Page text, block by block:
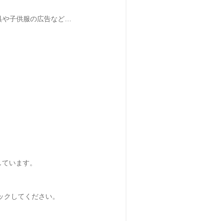
子供服の広告など…
います。
してください。